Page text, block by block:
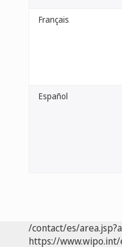
Français
Español
/contact/es/
https://